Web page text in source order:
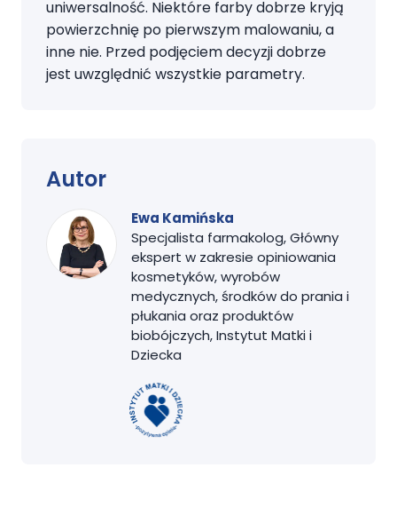
uniwersalność. Niektóre farby dobrze kryją
powierzchnię po pierwszym malowaniu, a
inne nie. Przed podjęciem decyzji dobrze
jest uwzględnić wszystkie parametry.
Autor
Ewa Kamińska
Specjalista farmakolog, Główny
ekspert w zakresie opiniowania
kosmetyków, wyrobów
medycznych, środków do prania i
płukania oraz produktów
biobójczych, Instytut Matki i
Dziecka